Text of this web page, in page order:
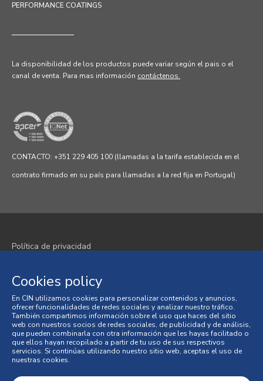
PERFORMANCE COATINGS
La disponibilidad de los productos puede variar según el pais o el
canal de venta. Para mas información contáctenos.
CONTACTO: +351 229 405 100 (llamadas a la tarifa establecida en el
contrato firmado en su país para llamadas a la red fija en Portugal)
Política de privacidad
Términos y condiciones
Condiciones generales de venta
Litigios en materia de consumo
Libro de Reclamaciones en Línea
Cookies policy
En CIN utilizamos cookies para personalizar contenidos y anuncios,
ofrecer funcionalidades de redes sociales y analizar nuestro tráfico.
También compartimos información sobre el uso que haces del sitio
web con nuestros socios de redes sociales, de publicidad y de análisis,
que pueden combinarla con otra información que les hayas facilitado o
que ellos hayan recopilado a partir de tu uso de sus respectivos
servicios. Si continúas utilizando nuestro sitio web, aceptas el uso de
nuestras cookies.